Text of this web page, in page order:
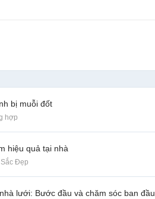
bị muỗi đốt
hợp
hiệu quả tại nhà
Đẹp
lưới: Bước đầu và chăm sóc ban đầu